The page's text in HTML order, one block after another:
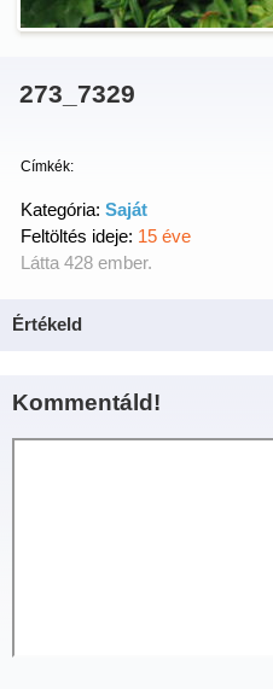
273_7329
Címkék:
Kategória: Saját
Feltöltés ideje: 15 éve
Látta 428 ember.
Értékeld
Kommentáld!